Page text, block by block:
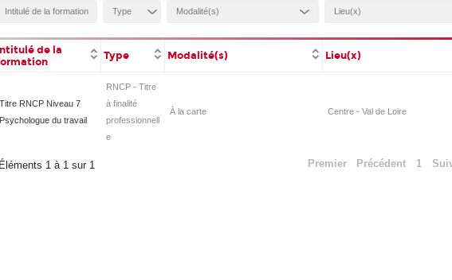
de la
Type Modalité(s) Lieu(x)
Titre RNCP Niveau 7
Psychologue du travail
RNCP - Titre
à finalité
professionnell
e
À la carte Centre - Val de Loire
Éléments 1 à 1 sur 1 Premier Précédent 1